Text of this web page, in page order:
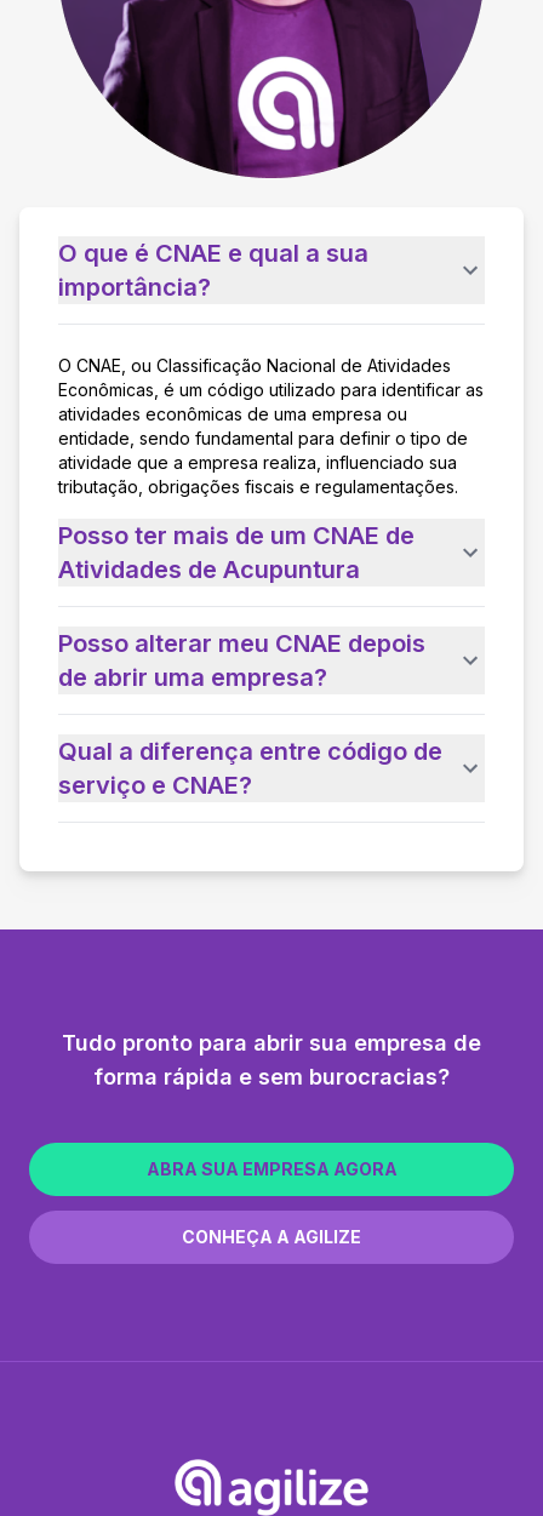
O que é CNAE e qual a sua
importância?
O CNAE, ou Classificação Nacional de Atividades
Econômicas, é um código utilizado para identificar as
atividades econômicas de uma empresa ou
entidade, sendo fundamental para definir o tipo de
atividade que a empresa realiza, influenciado sua
tributação, obrigações fiscais e regulamentações.
Posso ter mais de um CNAE de
Atividades de Acupuntura
Posso alterar meu CNAE depois
de abrir uma empresa?
Qual a diferença entre código de
serviço e CNAE?
Tudo pronto para abrir sua empresa de
forma rápida e sem burocracias?
ABRA SUA EMPRESA AGORA
CONHEÇA A AGILIZE